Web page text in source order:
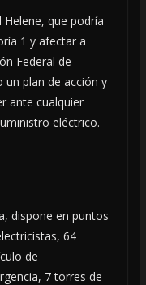
que podría
1 y afectar a
Federal de
un plan de acción y
ante cualquier
eléctrico.
dispone en puntos
64
de
7 torres de